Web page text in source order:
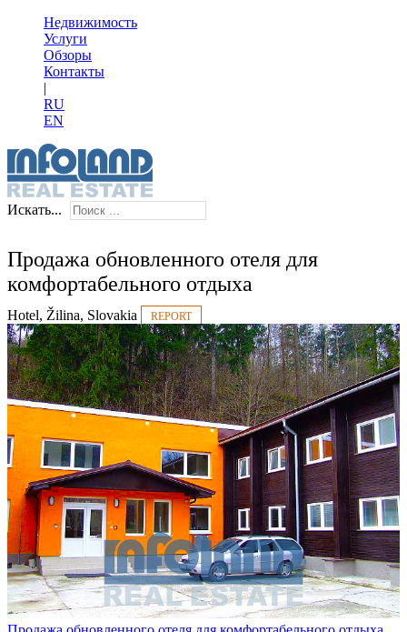
Недвижимость
Услуги
Обзоры
Контакты
|
RU
EN
Искать...
Продажа обновленного отеля для
комфортабельного отдыха
Hotel, Žilina, Slovakia REPORT